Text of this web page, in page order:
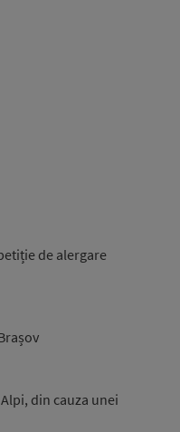
de alergare
din cauza unei